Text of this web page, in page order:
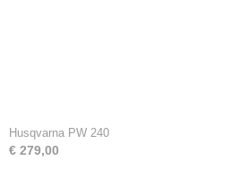
Husqvarna PW 240
€ 279,00